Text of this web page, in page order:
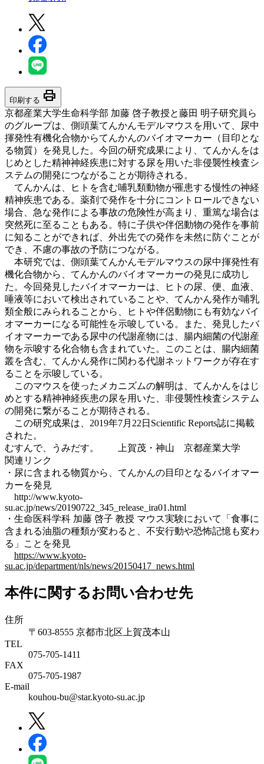
印刷する print
京都産業大学生命科学部 加藤 啓子教授と藤田 明子研究員ら
のグループは、側頭葉てんかんモデルマウスを用いて、尿中
揮発性有機化合物からてんかんのバイオマーカー（目印とな
る物質）を発見した。今回の研究成果により、てんかんをは
じめとした精神神経疾患に対する尿を用いた非侵襲性検査シ
ステムの開発につながることが期待される。
てんかんは、ヒトを含む哺乳類動物が罹患する慢性の神経
精神疾患である。薬剤で発作を十分にコントロールできない
場合、急な発作による事故の危険性が高まり、重篤な場合は
突然死に至ることもある。特に子供や伴侶動物の発作を事前
に知ることができれば、外出先での発作を未然に防ぐことが
でき、不慮の事故の予防につながる。
本研究では、側頭葉てんかんモデルマウスの尿中揮発性有
機化合物から、てんかんのバイオマーカーの発見に成功し
た。今回発見したバイオマーカーは、ヒトの尿、便、血液、
唾液等において検出されていることや、てんかん発作が哺乳
類全般にみられることから、ヒトや伴侶動物にも有効なバイ
オマーカーになる可能性を示唆している。また、発見したバ
イオマーカーである尿中の代謝産物には、腸内細菌の代謝産
物を示唆する化合物も含まれていた。このことは、腸内細菌
叢を含む、てんかん発作に関わる代謝ネットワークが存在す
ることを示唆している。
このマウスを使ったメカニズムの解明は、てんかんをはじ
めとする精神神経疾患の尿を用いた、非侵襲性検査システム
の開発に繋がることが期待される。
この研究成果は、2019年7月22日Scientific Reports誌に掲載
された。
むすんで、うみだす。 上賀茂・神山 京都産業大学
関連リンク
・尿に含まれる物質から、てんかんの目印となるバイオマー
カーを発見
http://www.kyoto-
su.ac.jp/news/20190722_345_release_ira01.html
・生命医科学科 加藤 啓子 教授 マウス実験において「食事に
含まれる油脂の種類が変わると、不安行動や恐怖記憶も変わ
る」ことを発見
https://www.kyoto-
su.ac.jp/department/nls/news/20150417_news.html
本件に関するお問い合わせ先
住所
〒603-8555 京都市北区上賀茂本山
TEL
075-705-1411
FAX
075-705-1987
E-mail
kouhou-bu@star.kyoto-su.ac.jp